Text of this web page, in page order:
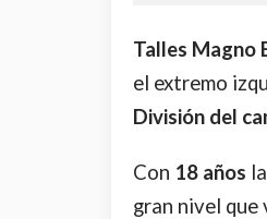
Talles Magno
el extremo
División del
Con 18 años
gran nivel que